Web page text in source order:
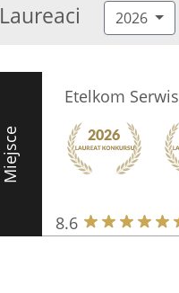
Laureaci 2026
Miejsce
Etelkom Serwis
8.6